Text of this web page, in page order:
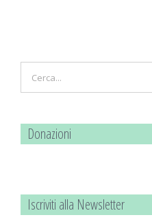
per:
Donazioni
Iscriviti alla Newsletter